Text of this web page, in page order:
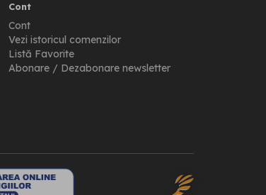
Cont
Cont
Vezi istoricul comenzilor
Listă Favorite
Abonare / Dezabonare newsletter